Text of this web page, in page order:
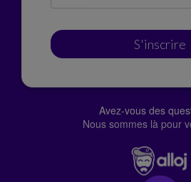
S'inscrire
Avez-vous des
Nous sommes là pour